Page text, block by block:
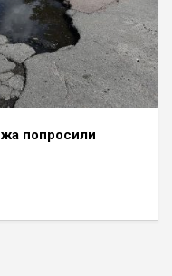
попросили